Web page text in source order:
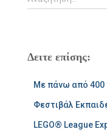
ν
τ
Δειτε επίσης:
Με πάνω από 400
Φεστιβάλ
LEGO® League